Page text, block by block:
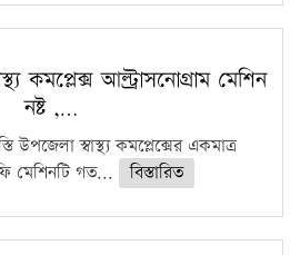
কমপ্লেক্স আল্ট্রাসনোগ্রাম মেশিন
নষ্ট ,…
উপজেলা স্বাস্থ্য কমপ্লেক্সের একমাত্র
মেশিনটি গত...
বিস্তারিত